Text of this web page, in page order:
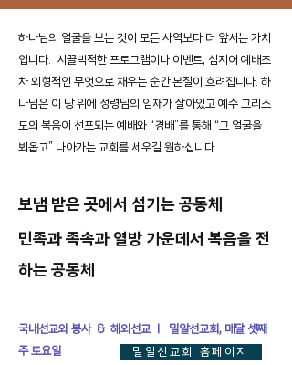
하나님의 얼굴을 보는 것이 모든 사역보다 더 앞서는 가치
입니다. 시끌벅적한 프로그램이나 이벤트, 심지어 예배조
차 외형적인 무엇으로 채우는 순간 본질이 흐려집니다. 하
나님은 이 땅 위에 성령님의 임재가 살아있고 예수 그리스
도의 복음이 선포되는 예배와 “경배”를 통해 “그 얼굴을
뵈옵고” 나아가는 교회를 세우길 원하십니다.
보냄 받은 곳에서 섬기는 공동체
민족과 족속과 열방 가운데서 복음을 전
하는 공동체
국내선교와 봉사 & 해외선교 ㅣ 밀알선교회, 매달 셋째
주 토요일
밀알선교회 홈페이지